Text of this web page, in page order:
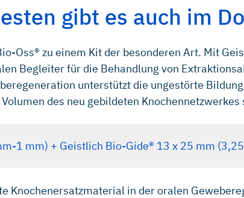
gibt es auch im
Oss® zu einem Kit der besonderen Art. Mit
Begleiter für die Behandlung von
unterstützt die ungestörte
des neu gebildeten Knochennetzwerkes
1 mm) + Geistlich Bio-Gide® 13 x 25 mm
Knochenersatzmaterial in der oralen